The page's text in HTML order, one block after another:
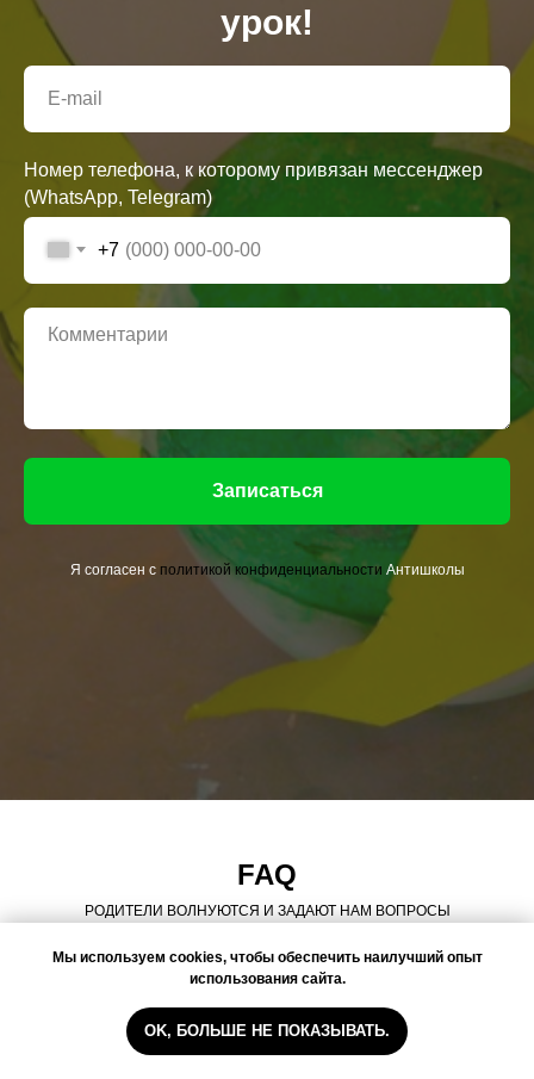
урок!
Номер телефона, к которому привязан мессенджер
(WhatsApp, Telegram)
+7
Записаться
Я согласен с политикой конфиденциальности Антишколы
FAQ
РОДИТЕЛИ ВОЛНУЮТСЯ И ЗАДАЮТ НАМ ВОПРОСЫ
Что делать, если ребенок учит язык несколько лет и до сих пор
не говорит?
Мы используем cookies, чтобы обеспечить наилучший опыт
использования сайта.
OK, БОЛЬШЕ НЕ ПОКАЗЫВАТЬ.